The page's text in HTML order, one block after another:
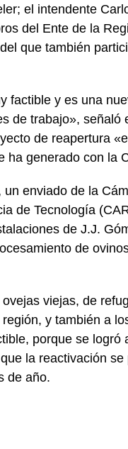
el intendente
del Ente de la
que también
factible y es una
de trabajo»,
de reapertura
ha generado con la
enviado de la
de Tecnología
de J.J.
de
viejas, de
y también a
porque se logró
la reactivación
de año.